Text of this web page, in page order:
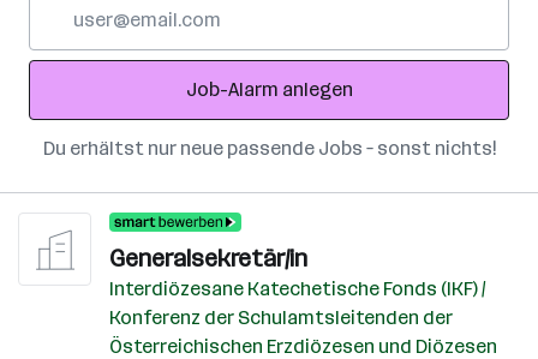
Adresse
Job-Alarm anlegen
Du erhältst nur neue passende Jobs – sonst nichts!
Generalsekretär/in
Interdiözesane Katechetische Fonds (IKF) /
Konferenz der Schulamtsleitenden der
Österreichischen Erzdiözesen und Diözesen